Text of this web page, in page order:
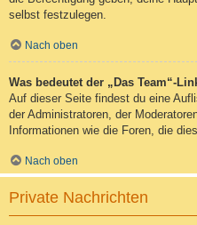
selbst festzulegen.
Nach oben
Was bedeutet der „Das Team“-
Auf dieser Seite findest du eine
der Administratoren, der
Informationen wie die Foren, die
Nach oben
Private Nachrichten